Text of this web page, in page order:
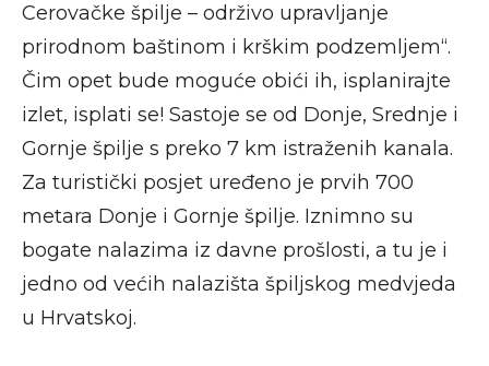
Cerovačke špilje – održivo upravljanje
prirodnom baštinom i krškim podzemljem“.
Čim opet bude moguće obići ih, isplanirajte
izlet, isplati se! Sastoje se od Donje, Srednje i
Gornje špilje s preko 7 km istraženih kanala.
Za turistički posjet uređeno je prvih 700
metara Donje i Gornje špilje. Iznimno su
bogate nalazima iz davne prošlosti, a tu je i
jedno od većih nalazišta špiljskog medvjeda
u Hrvatskoj.